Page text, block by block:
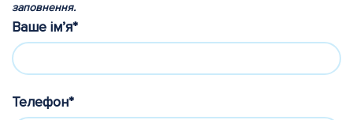
заповнення.
Ваше ім’я*
Телефон*